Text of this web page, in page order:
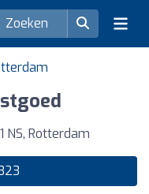
NS, Rotterdam